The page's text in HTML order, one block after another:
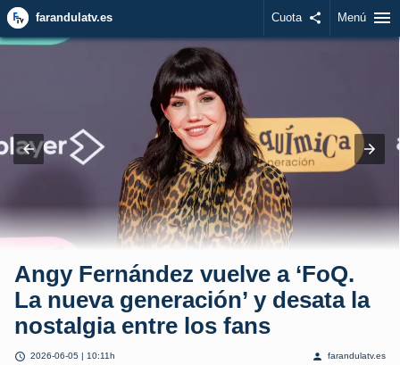
farandulatv.es Cuota share Menú menu
Angy Fernández vuelve a ‘FoQ.
La nueva generación’ y desata la
nostalgia entre los fans
schedule 2026-06-05 | 10:11h person farandulatv.es